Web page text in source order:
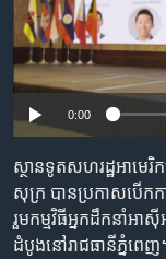
រចនា
សម្ព័ន្ធ​
រំលង​
និង​
ចូល​
កាន់​
ទំព័រ​
ស្វែង​
រក
Khmer English
បណ្តាញ​សង្គម
ភាសា
Auto
No
0:00
ស្ថានទូតសហរដ្ឋអាមេរិក
សុក្រ បានប្រកាសបើក
រួមកម្មវិធីអ្នកដឹកនាំអា
ដំបូងនៅរាជធានីភ្នំពេញ